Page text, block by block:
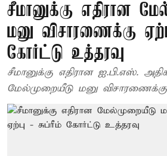
சீமானுக்கு எதிரான
மனு விசாரணைக்கு
கோர்ட்டு உத்தரவு
சீமானுக்கு எதிரான ஐ.பி.எஸ்.
மேல்முறையீடு மனு